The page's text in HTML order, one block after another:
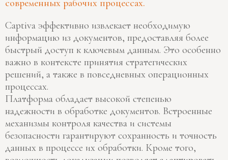
современных рабочих процессах.
Captiva эффективно извлекает необходимую
информацию из документов, предоставляя более
быстрый доступ к ключевым данным. Это особенно
важно в контексте принятия стратегических
решений, а также в повседневных операционных
процессах.
Платформа обладает высокой степенью
надежности в обработке документов. Встроенные
механизмы контроля качества и системы
безопасности гарантируют сохранность и точность
данных в процессе их обработки. Кроме того,